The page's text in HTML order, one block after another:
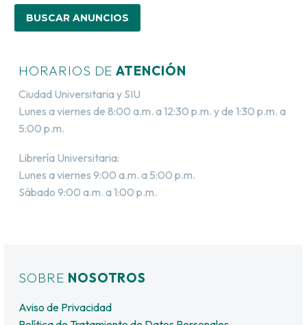
HORARIOS DEATENCIÓN
Ciudad Universitaria y SIU
Lunes a viernes de 8:00 a.m. a 12:30 p.m. y de 1:30 p.m. a
5:00 p.m.
Librería Universitaria:
Lunes a viernes 9:00 a.m. a 5:00 p.m.
Sábado 9:00 a.m. a 1:00 p.m.
SOBRE NOSOTROS
Aviso de Privacidad